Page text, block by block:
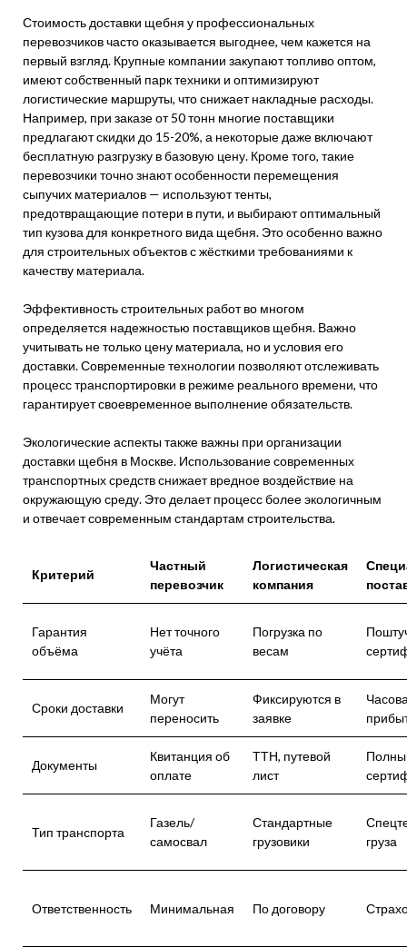
Стоимость доставки щебня у профессиональных
перевозчиков часто оказывается выгоднее, чем кажется на
первый взгляд. Крупные компании закупают топливо оптом,
имеют собственный парк техники и оптимизируют
логистические маршруты, что снижает накладные расходы.
Например, при заказе от 50 тонн многие поставщики
предлагают скидки до 15-20%, а некоторые даже включают
бесплатную разгрузку в базовую цену. Кроме того, такие
перевозчики точно знают особенности перемещения
сыпучих материалов — используют тенты,
предотвращающие потери в пути, и выбирают оптимальный
тип кузова для конкретного вида щебня. Это особенно важно
для строительных объектов с жёсткими требованиями к
качеству материала.
Эффективность строительных работ во многом
определяется надежностью поставщиков щебня. Важно
учитывать не только цену материала, но и условия его
доставки. Современные технологии позволяют отслеживать
процесс транспортировки в режиме реального времени, что
гарантирует своевременное выполнение обязательств.
Экологические аспекты также важны при организации
доставки щебня в Москве. Использование современных
транспортных средств снижает вредное воздействие на
окружающую среду. Это делает процесс более экологичным
и отвечает современным стандартам строительства.
Критерий
Частный
перевозчик
Логистическая
компания
Гарантия
объёма
Нет точного
учёта
Погрузка по
весам
Сроки доставки
Могут
переносить
Фиксируются в
заявке
Документы
Квитанция об
оплате
ТТН, путевой
лист
Тип транспорта
Газель/
самосвал
Стандартные
грузовики
груза
Ответственность Минимальная По договору